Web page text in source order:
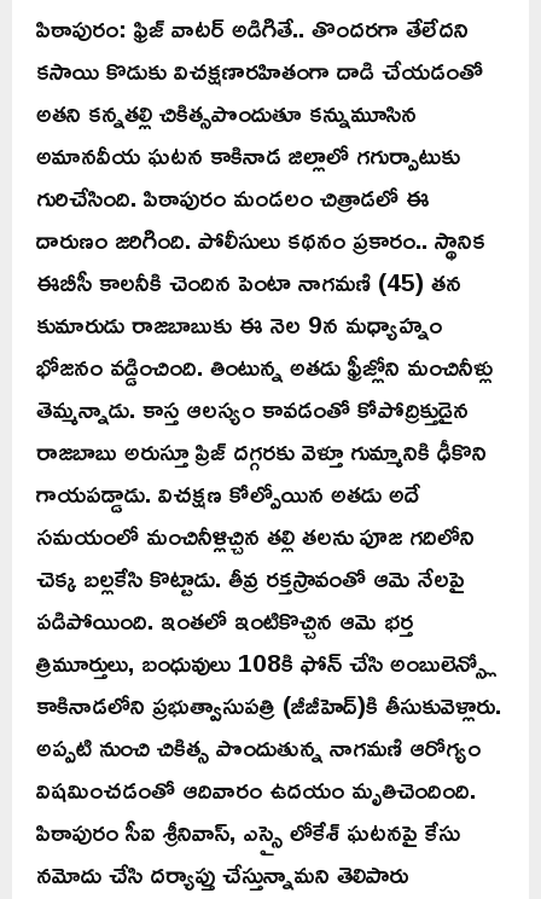
పిఠాపురం: ఫ్రిజ్ వాటర్ అడిగితే.. తొందరగా తేలేదని
కసాయి కొడుకు విచక్షణారహితంగా దాడి చేయడంతో
అతని కన్నతల్లి చికిత్సపొందుతూ కన్నుమూసిన
అమానవీయ ఘటన కాకినాడ జిల్లాలో గగుర్పాటుకు
గురిచేసింది. పిఠాపురం మండలం చిత్రాడలో ఈ
దారుణం జరిగింది. పోలీసులు కథనం ప్రకారం.. స్థానిక
ఈబీసీ కాలనీకి చెందిన పెంటా నాగమణి (45) తన
కుమారుడు రాజబాబుకు ఈ నెల 9న మధ్యాహ్నం
భోజనం వడ్డించింది. తింటున్న అతడు ఫ్రీజ్లోని మంచినీళ్లు
తెమ్మన్నాడు. కాస్త ఆలస్యం కావడంతో కోపోద్రిక్తుడైన
రాజబాబు అరుస్తూ ప్రిజ్ దగ్గరకు వెళ్తూ గుమ్మానికి ఢీకొని
గాయపడ్డాడు. విచక్షణ కోల్పోయిన అతడు అదే
సమయంలో మంచినీళ్లిచ్చిన తల్లి తలను పూజ గదిలోని
చెక్క బల్లకేసి కొట్టాడు. తీవ్ర రక్తస్రావంతో ఆమె నేలపై
పడిపోయింది. ఇంతలో ఇంటికొచ్చిన ఆమె భర్త
త్రిమూర్తులు, బంధువులు 108కి ఫోన్ చేసి అంబులెన్స్లో
కాకినాడలోని ప్రభుత్వాసుపత్రి (జీజీహెద్)కి తీసుకువెళ్లారు.
అప్పటి నుంచి చికిత్స పొందుతున్న నాగమణి ఆరోగ్యం
విషమించడంతో ఆదివారం ఉదయం మృతిచెందింది.
పిఠాపురం సీఐ శ్రీనివాస్, ఎస్సై లోకేశ్ ఘటనపై కేసు
నమోదు చేసి దర్యాప్తు చేస్తున్నామని తెలిపారు